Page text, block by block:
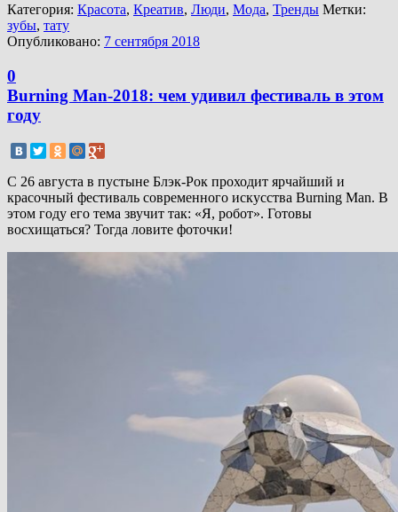
Категория: Красота, Креатив, Люди, Мода, Тренды Метки:
зубы, тату
Опубликовано: 7 сентября 2018
0
Burning Man-2018: чем удивил фестиваль в этом
году
С 26 августа в пустыне Блэк-Рок проходит ярчайший и
красочный фестиваль современного искусства Burning Man. В
этом году его тема звучит так: «Я, робот». Готовы
восхищаться? Тогда ловите фоточки!